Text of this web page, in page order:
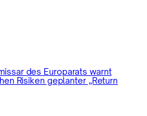
des Europarats warnt
Risiken geplanter „Return